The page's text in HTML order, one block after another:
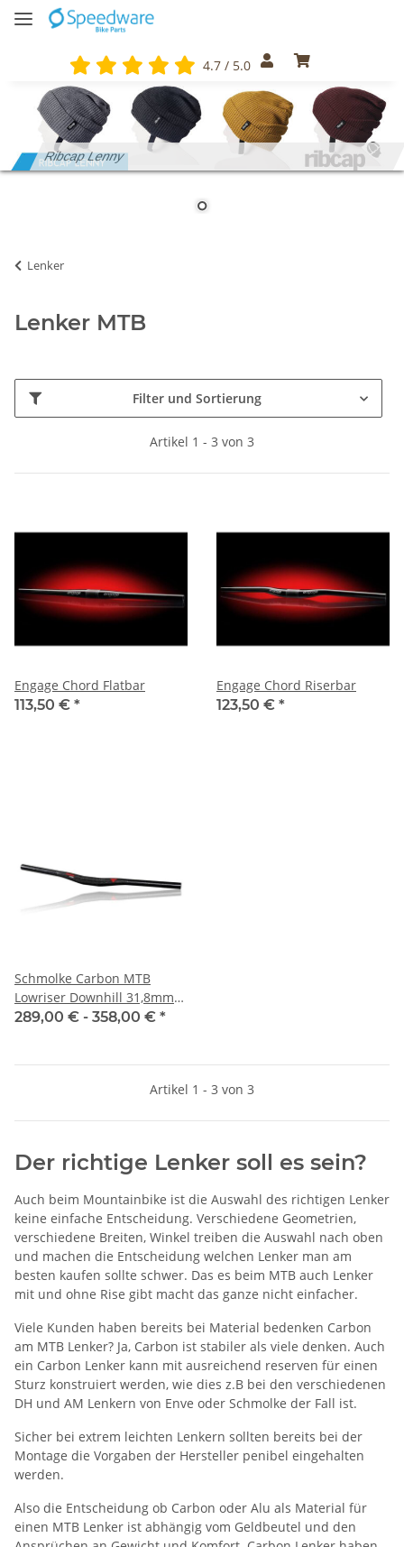
4.7 / 5.0
Ribcap Lenny
Lenker
Lenker MTB
Filter und Sortierung
Artikel 1 - 3 von 3
Engage Chord Flatbar
113,50 € *
Engage Chord Riserbar
123,50 € *
Schmolke Carbon MTB
Lowriser Downhill 31,8mm
OS
289,00 € - 358,00 € *
Artikel 1 - 3 von 3
Der richtige Lenker soll es sein?
Auch beim Mountainbike ist die Auswahl des richtigen Lenker
keine einfache Entscheidung. Verschiedene Geometrien,
verschiedene Breiten, Winkel treiben die Auswahl nach oben
und machen die Entscheidung welchen Lenker man am
besten kaufen sollte schwer. Das es beim MTB auch Lenker
mit und ohne Rise gibt macht das ganze nicht einfacher.
Viele Kunden haben bereits bei Material bedenken Carbon
am MTB Lenker? Ja, Carbon ist stabiler als viele denken. Auch
ein Carbon Lenker kann mit ausreichend reserven für einen
Sturz konstruiert werden, wie dies z.B bei den verschiedenen
DH und AM Lenkern von Enve oder Schmolke der Fall ist.
Sicher bei extrem leichten Lenkern sollten bereits bei der
Montage die Vorgaben der Hersteller penibel eingehalten
werden.
Also die Entscheidung ob Carbon oder Alu als Material für
einen MTB Lenker ist abhängig vom Geldbeutel und den